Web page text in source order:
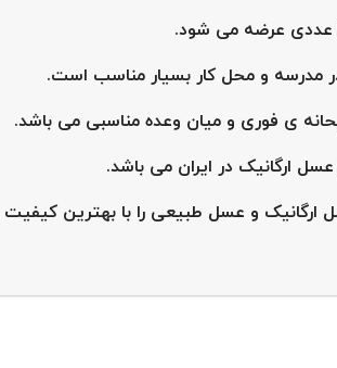
مدرسه و محل کار بسیار مناسب است.
عسل ارگانیک در ایران می باشد.